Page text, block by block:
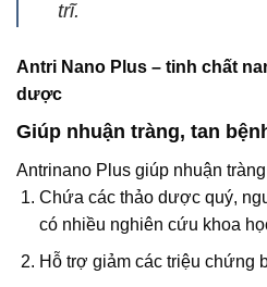
trĩ.
Antri Nano Plus – tinh chất
dược
Giúp nhuận tràng, tan
Antrinano Plus giúp nhuận
Chứa các thảo dược quý,
có nhiều nghiên cứu khoa
Hỗ trợ giảm các triệu chứng